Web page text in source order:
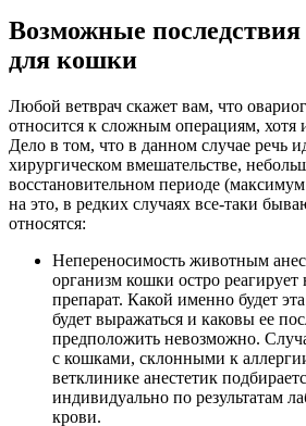
Возможные последствия
для кошки
Любой ветврач скажет вам, что
относится к сложным операциям, хотя
Дело в том, что в данном случае речь
хирургическом вмешательстве,
восстановительном периоде
на это, в редких случаях все-таки
относятся:
Непереносимость животным
организм кошки остро реагирует
препарат. Какой именно будет
будет выражаться и каковы ее
предположить невозможно.
с кошками, склонными к
ветклинике анестетик
индивидуально по результатам
крови.